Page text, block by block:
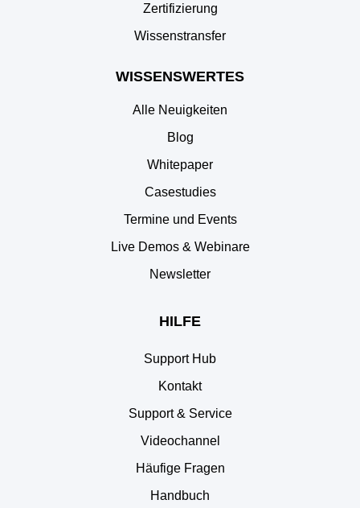
Zertifizierung
Wissenstransfer
WISSENSWERTES
Alle Neuigkeiten
Blog
Whitepaper
Casestudies
Termine und Events
Live Demos & Webinare
Newsletter
HILFE
Support Hub
Kontakt
Support & Service
Videochannel
Häufige Fragen
Handbuch